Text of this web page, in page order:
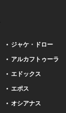
ジャケ・ドロー
アルカフトゥーラ
エドックス
エポス
オシアナス